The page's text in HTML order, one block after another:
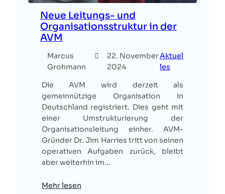
Neue Leitungs- und
Organisationsstruktur in der
AVM
Marcus
Grohmann
22. November
2024
Aktuel
les
Die AVM wird derzeit als
gemeinnützige Organisation in
Deutschland registriert. Dies geht mit
einer Umstrukturierung der
Organisationsleitung einher. AVM-
Gründer Dr. Jim Harries tritt von seinen
operativen Aufgaben zurück, bleibt
aber weiterhin im…
Mehr lesen